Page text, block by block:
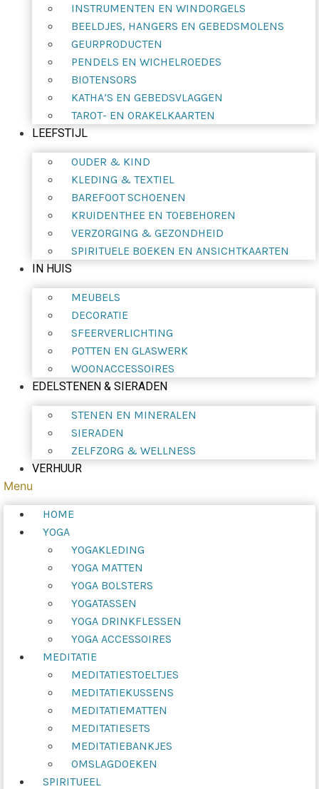
INSTRUMENTEN EN WINDORGELS
BEELDJES, HANGERS EN GEBEDSMOLENS
GEURPRODUCTEN
PENDELS EN WICHELROEDES
BIOTENSORS
KATHA’S EN GEBEDSVLAGGEN
TAROT- EN ORAKELKAARTEN
LEEFSTIJL
OUDER & KIND
KLEDING & TEXTIEL
BAREFOOT SCHOENEN
KRUIDENTHEE EN TOEBEHOREN
VERZORGING & GEZONDHEID
SPIRITUELE BOEKEN EN ANSICHTKAARTEN
IN HUIS
MEUBELS
DECORATIE
SFEERVERLICHTING
POTTEN EN GLASWERK
WOONACCESSOIRES
EDELSTENEN & SIERADEN
STENEN EN MINERALEN
SIERADEN
ZELFZORG & WELLNESS
VERHUUR
Menu
HOME
YOGA
YOGAKLEDING
YOGA MATTEN
YOGA BOLSTERS
YOGATASSEN
YOGA DRINKFLESSEN
YOGA ACCESSOIRES
MEDITATIE
MEDITATIESTOELTJES
MEDITATIEKUSSENS
MEDITATIEMATTEN
MEDITATIESETS
MEDITATIEBANKJES
OMSLAGDOEKEN
SPIRITUEEL